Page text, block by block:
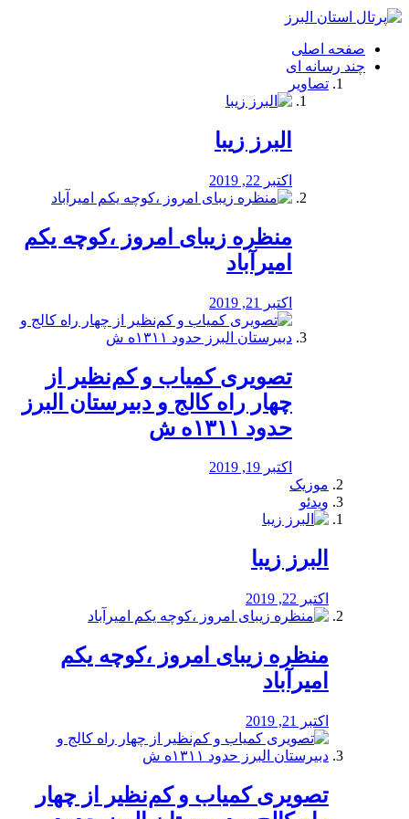
فصد
شرق
تهران
خشکشویی
صفحه اصلی
چند رسانه ای
تصاویر
البرز زیبا
اکتبر 22, 2019
منظره‌‌ زیبای امروز ،کوچه یکم
امیرآباد
اکتبر 21, 2019
️تصویری کمیاب و کم‌نظیر از
چهار راه كالج و دبيرستان البرز
حدود ۱۳۱۱ه ش
اکتبر 19, 2019
موزیک
ویدئو
البرز زیبا
اکتبر 22, 2019
منظره‌‌ زیبای امروز ،کوچه یکم
امیرآباد
اکتبر 21, 2019
️تصویری کمیاب و کم‌نظیر از چهار